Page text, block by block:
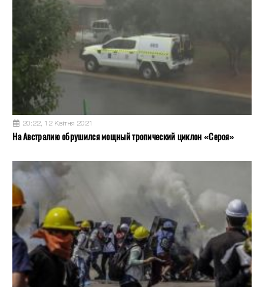
20:22, 12 Квітня 2021
На Австралию обрушился мощный тропический циклон «Сероя»